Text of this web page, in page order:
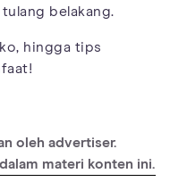
belakang.
hingga tips
pain/spinal-pain/
conditions/back-
oleh advertiser.
materi konten ini.